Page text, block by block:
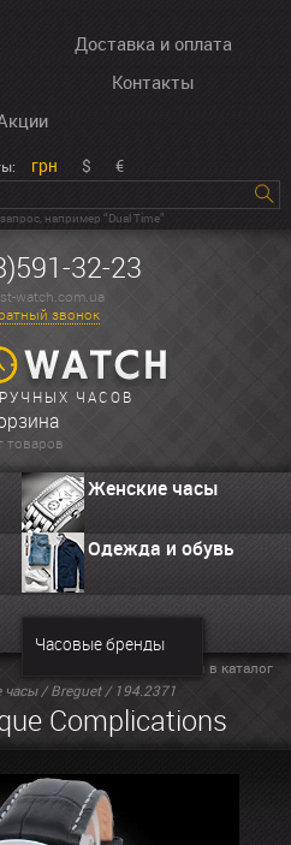
Доставка и оплата
Контакты
грн $ €
например “Dual Time”
32-23
watch.com.ua
звонок
ЧАСОВ
товаров
Женские часы
Одежда и обувь
Часовые бренды
часы/Breguet/ 194.2371
Complications
Вернуться в каталог